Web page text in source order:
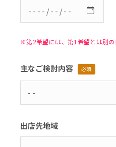
※第2希望には、第1希望とは別の
主なご検討内容 必須
出店先地域